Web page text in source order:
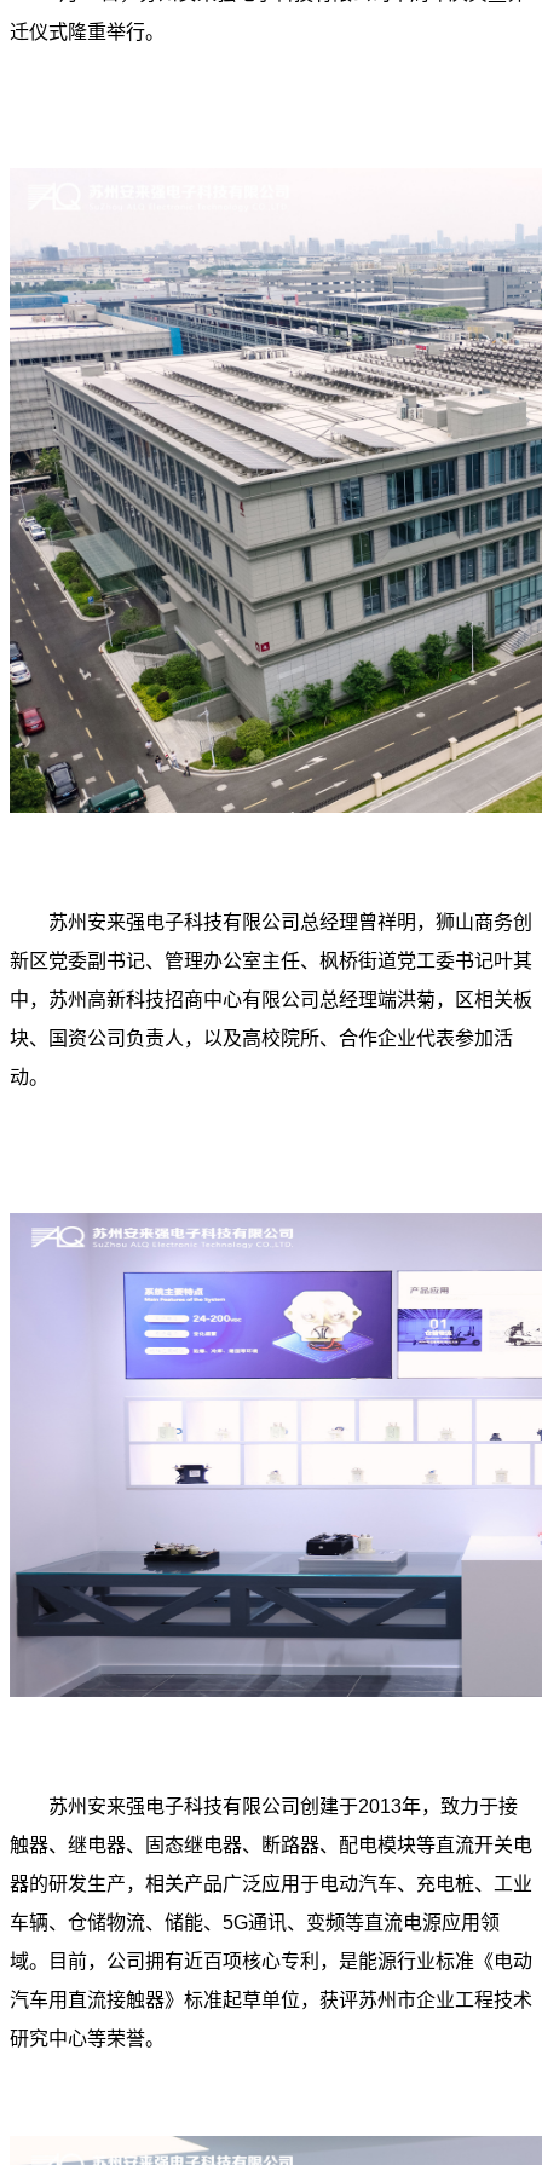
迁仪式隆重举行。
苏州安来强电子科技有限公司总经理曾祥明，狮山商务创
新区党委副书记、管理办公室主任、枫桥街道党工委书记叶其
中，苏州高新科技招商中心有限公司总经理端洪菊，区相关板
块、国资公司负责人，以及高校院所、合作企业代表参加活
动。
苏州安来强电子科技有限公司创建于2013年，致力于接
触器、继电器、固态继电器、断路器、配电模块等直流开关电
器的研发生产，相关产品广泛应用于电动汽车、充电桩、工业
车辆、仓储物流、储能、5G通讯、变频等直流电源应用领
域。目前，公司拥有近百项核心专利，是能源行业标准《电动
汽车用直流接触器》标准起草单位，获评苏州市企业工程技术
研究中心等荣誉。